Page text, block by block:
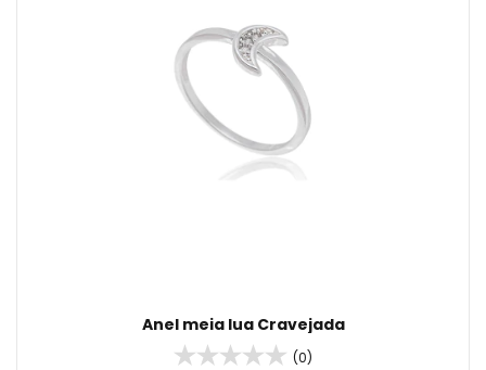
Anel meia lua Cravejada
(0)